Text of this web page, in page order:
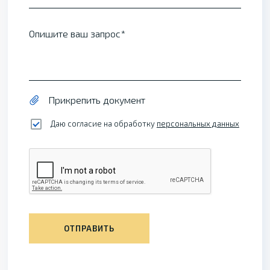
Опишите ваш запрос
Прикрепить документ
Даю согласие на обработку персональных данных
ОТПРАВИТЬ